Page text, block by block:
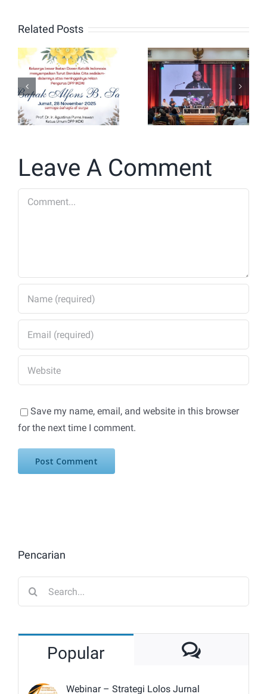
Related Posts
Turut
Berduka
untuk
Bapak
Alfons B.
Ulang
Tahun
IKDKI
Ditandai
Dialog
Nasional
Leave A Comment
Comment
Save my name, email, and website in this browser
for the next time I comment.
Pencarian
Popular
Webinar – Strategi Lolos Jurnal